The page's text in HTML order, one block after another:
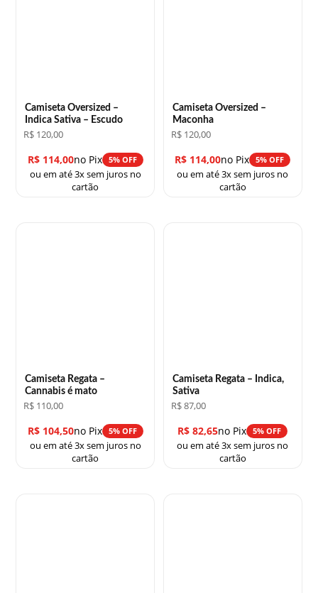
Camiseta Oversized –
Indica Sativa – Escudo
R$ 120,00
R$114,00no Pix 5% OFF
ou em até 3x sem juros no
cartão
Camiseta Oversized –
Maconha
R$ 120,00
R$ 114,00no Pix 5% OFF
ou em até 3x sem juros no
cartão
Camiseta Regata –
Cannabis é mato
R$ 110,00
R$104,50no Pix 5% OFF
ou em até 3x sem juros no
cartão
Camiseta Regata – Indica,
Sativa
R$87,00
R$ 82,65no Pix 5% OFF
ou em até 3x sem juros no
cartão